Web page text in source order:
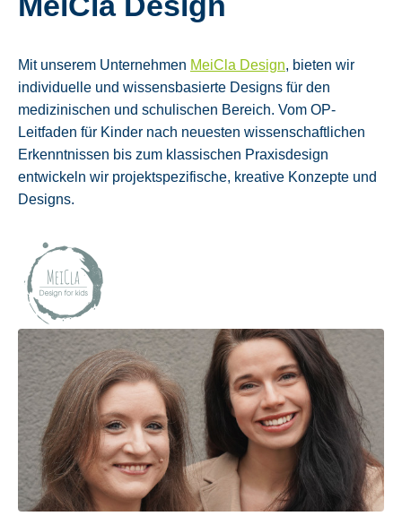
Mit unserem Unternehmen MeiCla Design, bieten wir
individuelle und wissensbasierte Designs für den
medizinischen und schulischen Bereich. Vom OP-
Leitfaden für Kinder nach neuesten wissenschaftlichen
Erkenntnissen bis zum klassischen Praxisdesign
entwickeln wir projektspezifische, kreative Konzepte und
Designs.